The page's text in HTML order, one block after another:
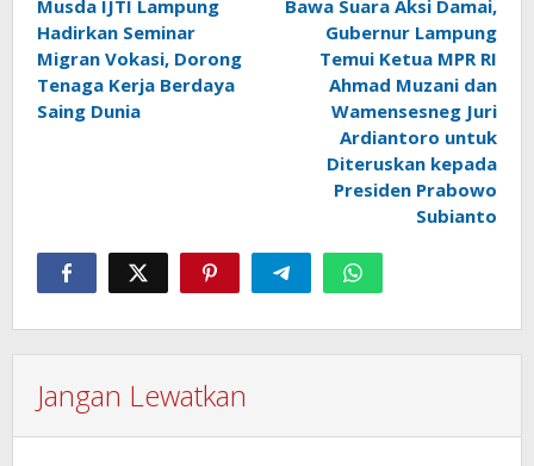
pos
Musda IJTI Lampung
Hadirkan Seminar
Migran Vokasi, Dorong
Tenaga Kerja Berdaya
Saing Dunia
Bawa Suara Aksi Damai,
Gubernur Lampung
Temui Ketua MPR RI
Ahmad Muzani dan
Wamensesneg Juri
Ardiantoro untuk
Diteruskan kepada
Presiden Prabowo
Subianto
Jangan Lewatkan